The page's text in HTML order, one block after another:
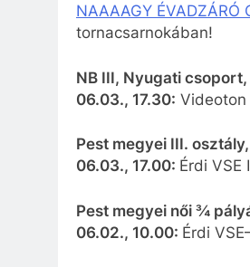
NAAAAGY ÉVADZÁRÓ
tornacsarnokában!
NB III, Nyugati
06.03., 17.30: Videoton
Pest megyei III.
06.03., 17.00: Érdi VSE
Pest megyei női ¾
06.02., 10.00: Érdi